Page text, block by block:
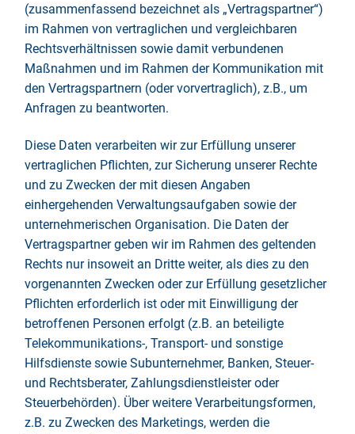
(zusammenfassend bezeichnet als „Vertragspartner“)
im Rahmen von vertraglichen und vergleichbaren
Rechtsverhältnissen sowie damit verbundenen
Maßnahmen und im Rahmen der Kommunikation mit
den Vertragspartnern (oder vorvertraglich), z.B., um
Anfragen zu beantworten.
Diese Daten verarbeiten wir zur Erfüllung unserer
vertraglichen Pflichten, zur Sicherung unserer Rechte
und zu Zwecken der mit diesen Angaben
einhergehenden Verwaltungsaufgaben sowie der
unternehmerischen Organisation. Die Daten der
Vertragspartner geben wir im Rahmen des geltenden
Rechts nur insoweit an Dritte weiter, als dies zu den
vorgenannten Zwecken oder zur Erfüllung gesetzlicher
Pflichten erforderlich ist oder mit Einwilligung der
betroffenen Personen erfolgt (z.B. an beteiligte
Telekommunikations-, Transport- und sonstige
Hilfsdienste sowie Subunternehmer, Banken, Steuer-
und Rechtsberater, Zahlungsdienstleister oder
Steuerbehörden). Über weitere Verarbeitungsformen,
z.B. zu Zwecken des Marketings, werden die